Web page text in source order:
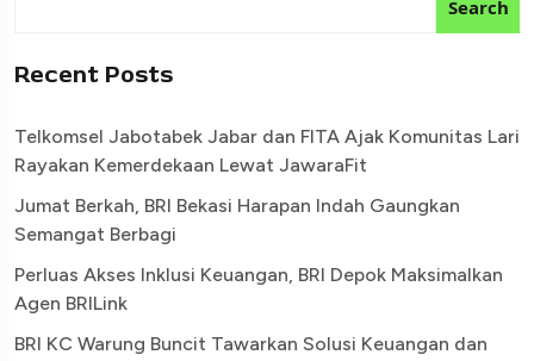
Search
Recent Posts
Telkomsel Jabotabek Jabar dan FITA Ajak Komunitas Lari
Rayakan Kemerdekaan Lewat JawaraFit
Jumat Berkah, BRI Bekasi Harapan Indah Gaungkan
Semangat Berbagi
Perluas Akses Inklusi Keuangan, BRI Depok Maksimalkan
Agen BRILink
BRI KC Warung Buncit Tawarkan Solusi Keuangan dan